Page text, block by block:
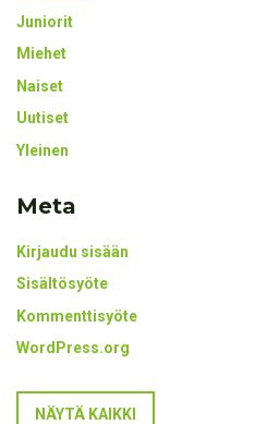
Juniorit
Miehet
Naiset
Uutiset
Yleinen
Meta
Kirjaudu sisään
Sisältösyöte
Kommenttisyöte
WordPress.org
NÄYTÄ KAIKKI